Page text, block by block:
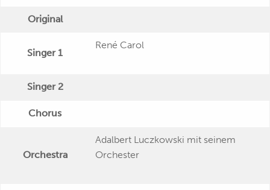
Original
Singer 1
René Carol
Singer 2
Chorus
Orchestra
Adalbert Luczkowski mit seinem
Orchester